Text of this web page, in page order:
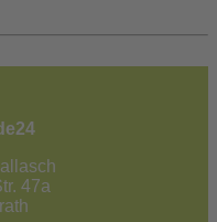
47a